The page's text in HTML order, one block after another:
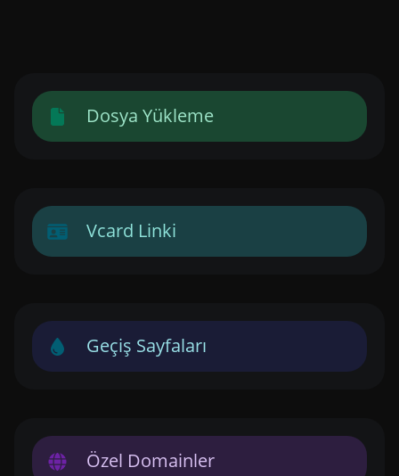
Dosya Yükleme
Vcard Linki
Geçiş Sayfaları
Özel Domainler